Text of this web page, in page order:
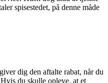
spisestedet, på denne måde
dig den aftalte rabat, når du
du skulle opleve, at et